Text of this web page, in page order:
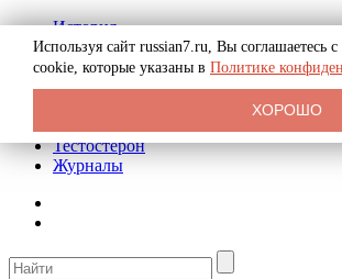
История
Биография
Криминал
Реклама на сайте
Тестостерон
Журналы
Используя сайт russian7.ru, Вы соглашаетесь
cookie, которые указаны в Политике
ХОРОШО